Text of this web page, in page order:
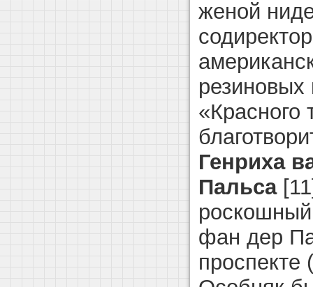
женой
резиновых
«Красного
Генриха
Пальса
роскошный
фан дер